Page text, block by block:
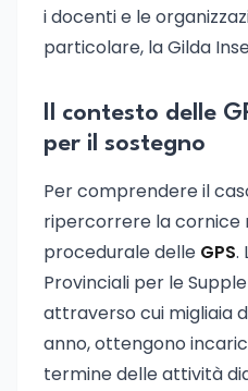
i docenti e le
particolare, la Gilda
Il contesto delle
per il sostegno
Per comprendere il
ripercorrere la cornice
procedurale delle GPS.
Provinciali per le
attraverso cui migliaia
anno, ottengono
termine delle attività